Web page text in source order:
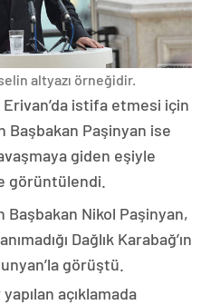
altyazı örneğidir.
istifa etmesi için
Başbakan Paşinyan ise
giden eşiyle
görüntülendi.
Başbakan Nikol Paşinyan,
Dağlık Karabağ’ın
görüştü.
açıklamada